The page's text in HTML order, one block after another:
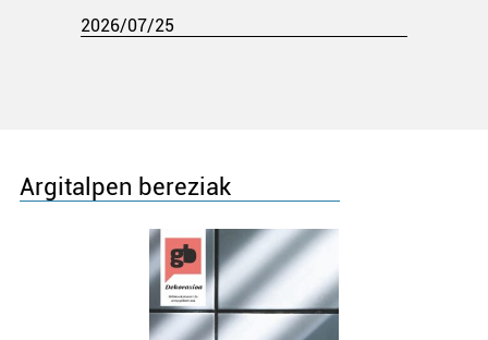
2026/07/25
Argitalpen bereziak